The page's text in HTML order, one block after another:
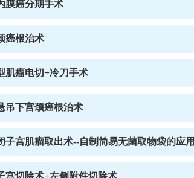
膜癌分期手术
癌根治术
肌瘤电切+冷刀手术
吊下宫颈癌根治术
子宫肌瘤取出术--自制简易无菌取物袋的应用
宫切除术+左侧附件切除术